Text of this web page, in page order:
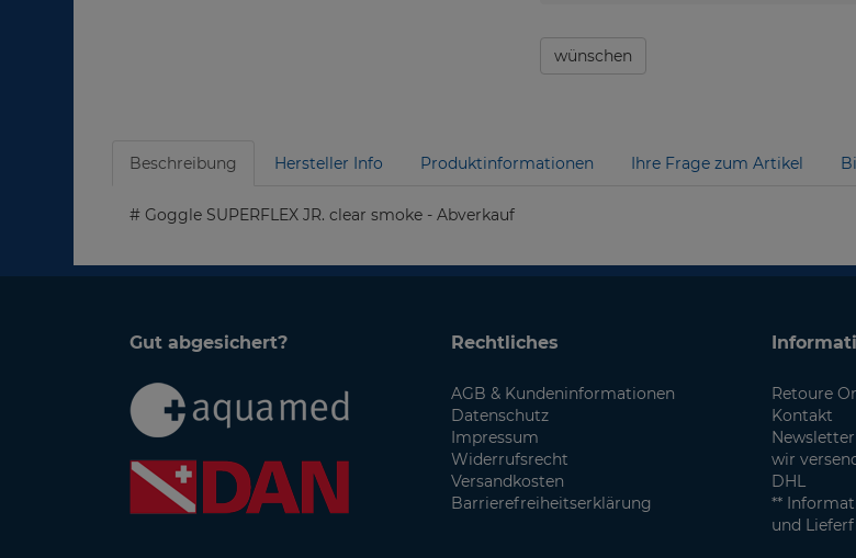
wünschen
Beschreibung Hersteller Info Produktinformationen Ihre Frage zum Artikel
# Goggle SUPERFLEX JR. clear smoke - Abverkauf
Gut abgesichert? Rechtliches
AGB & Kundeninformationen
Datenschutz
Impressum
Widerrufsrecht
Versandkosten
Barrierefreiheitserklärung
Retoure
Kontakt
Newsletter
wir
DHL
**
und